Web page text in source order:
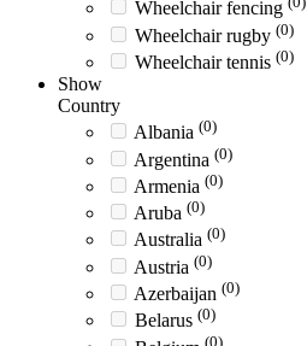
Wheelchair fencing
Wheelchair rugby (0)
Wheelchair tennis (0)
Show
Country
Albania (0)
Argentina (0)
Armenia (0)
Aruba (0)
Australia (0)
Austria (0)
Azerbaijan (0)
Belarus (0)
(0)